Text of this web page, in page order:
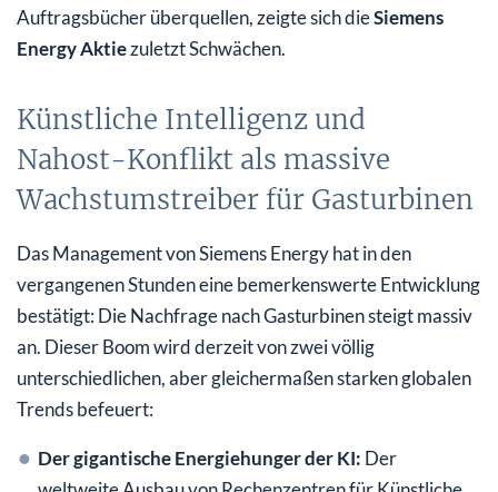
Fazit: Was diese Entwicklungen für private Investoren
bedeuten
Auftragsbücher überquellen, zeigte sich dieSiemens
Energy Aktiezuletzt Schwächen.
Künstliche Intelligenz und
Nahost-Konflikt als massive
Wachstumstreiber für Gasturbinen
Das Management von Siemens Energy hat in den
vergangenen Stunden eine bemerkenswerte Entwicklung
bestätigt: Die Nachfrage nach Gasturbinen steigt massiv
an. Dieser Boom wird derzeit von zwei völlig
unterschiedlichen, aber gleichermaßen starken globalen
Trends befeuert:
Der gigantische Energiehunger der KI: Der